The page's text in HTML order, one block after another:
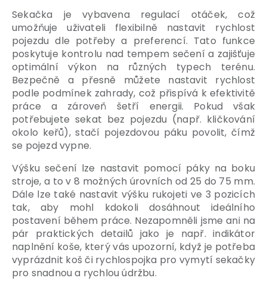
Sekačka je vybavena regulací otáček, což
umožňuje uživateli flexibilně nastavit rychlost
pojezdu dle potřeby a preferencí. Tato funkce
poskytuje kontrolu nad tempem sečení a zajišťuje
optimální výkon na různých typech terénu.
Bezpečně a přesně můžete nastavit rychlost
podle podmínek zahrady, což přispívá k efektivitě
práce a zároveň šetří energii. Pokud však
potřebujete sekat bez pojezdu (např. kličkování
okolo keřů), stačí pojezdovou páku povolit, čímž
se pojezd vypne.
Výšku sečení lze nastavit pomocí páky na boku
stroje, a to v 8 možných úrovních od 25 do 75 mm.
Dále lze také nastavit výšku rukojeti ve 3 pozicích
tak, aby mohl kdokoli dosáhnout ideálního
postavení během práce. Nezapomněli jsme ani na
pár praktických detailů jako je např. indikátor
naplnění koše, který vás upozorní, když je potřeba
vyprázdnit koš či rychlospojka pro vymytí sekačky
pro snadnou a rychlou údržbu.